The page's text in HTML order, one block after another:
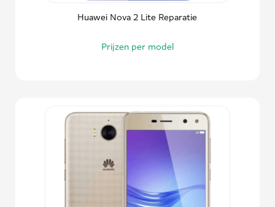
Huawei Nova 2 Lite Reparatie
Prijzen per model